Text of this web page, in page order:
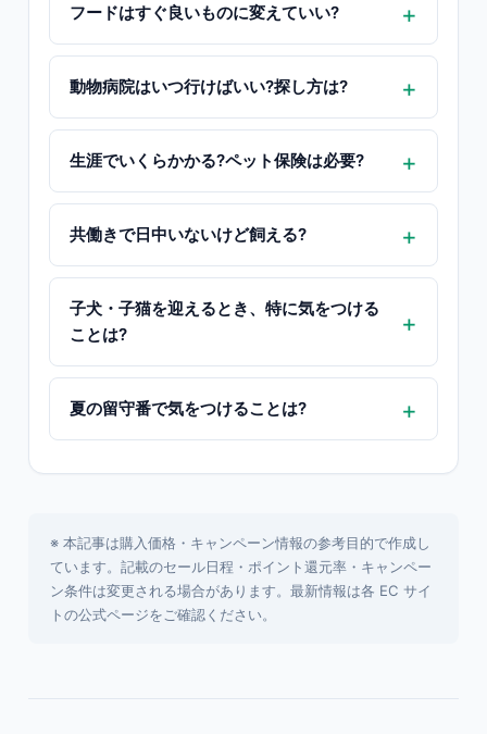
フードはすぐ良いものに変えていい?
動物病院はいつ行けばいい?探し方は?
生涯でいくらかかる?ペット保険は必要?
共働きで日中いないけど飼える?
子犬・子猫を迎えるとき、特に気をつける
ことは?
夏の留守番で気をつけることは?
※ 本記事は購入価格・キャンペーン情報の参考目的で作成し
ています。記載のセール日程・ポイント還元率・キャンペー
ン条件は変更される場合があります。最新情報は各 EC サイ
トの公式ページをご確認ください。